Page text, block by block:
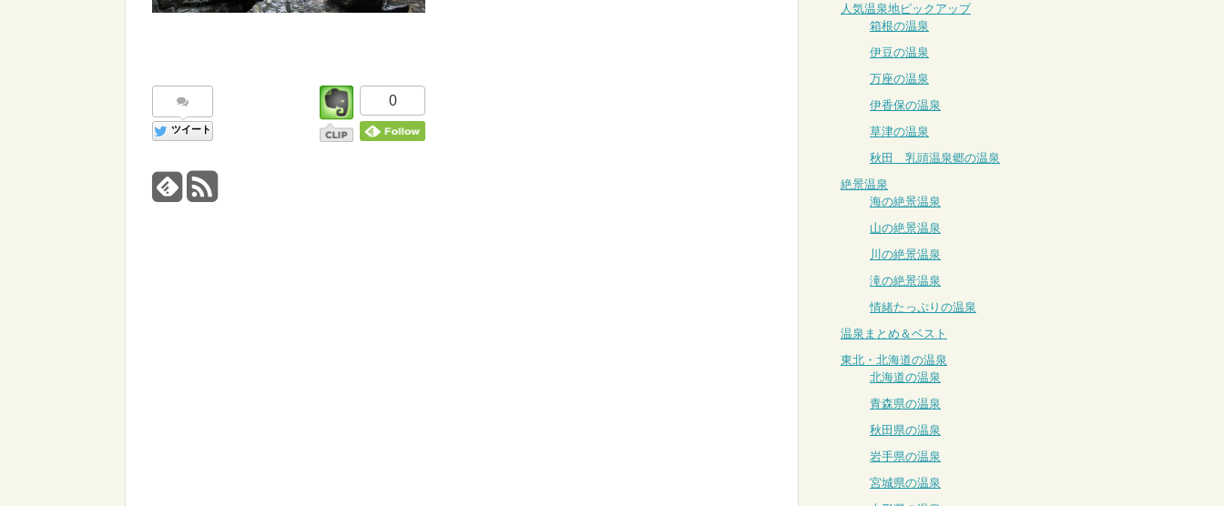
ツイート
0
人気温泉地ピックアップ
箱根の温泉
伊豆の温泉
万座の温泉
伊香保の温泉
草津の温泉
秋田 乳頭温泉郷の温泉
絶景温泉
海の絶景温泉
山の絶景温泉
川の絶景温泉
滝の絶景温泉
情緒たっぷりの温泉
温泉まとめ＆ベスト
東北・北海道の温泉
北海道の温泉
青森県の温泉
秋田県の温泉
岩手県の温泉
宮城県の温泉